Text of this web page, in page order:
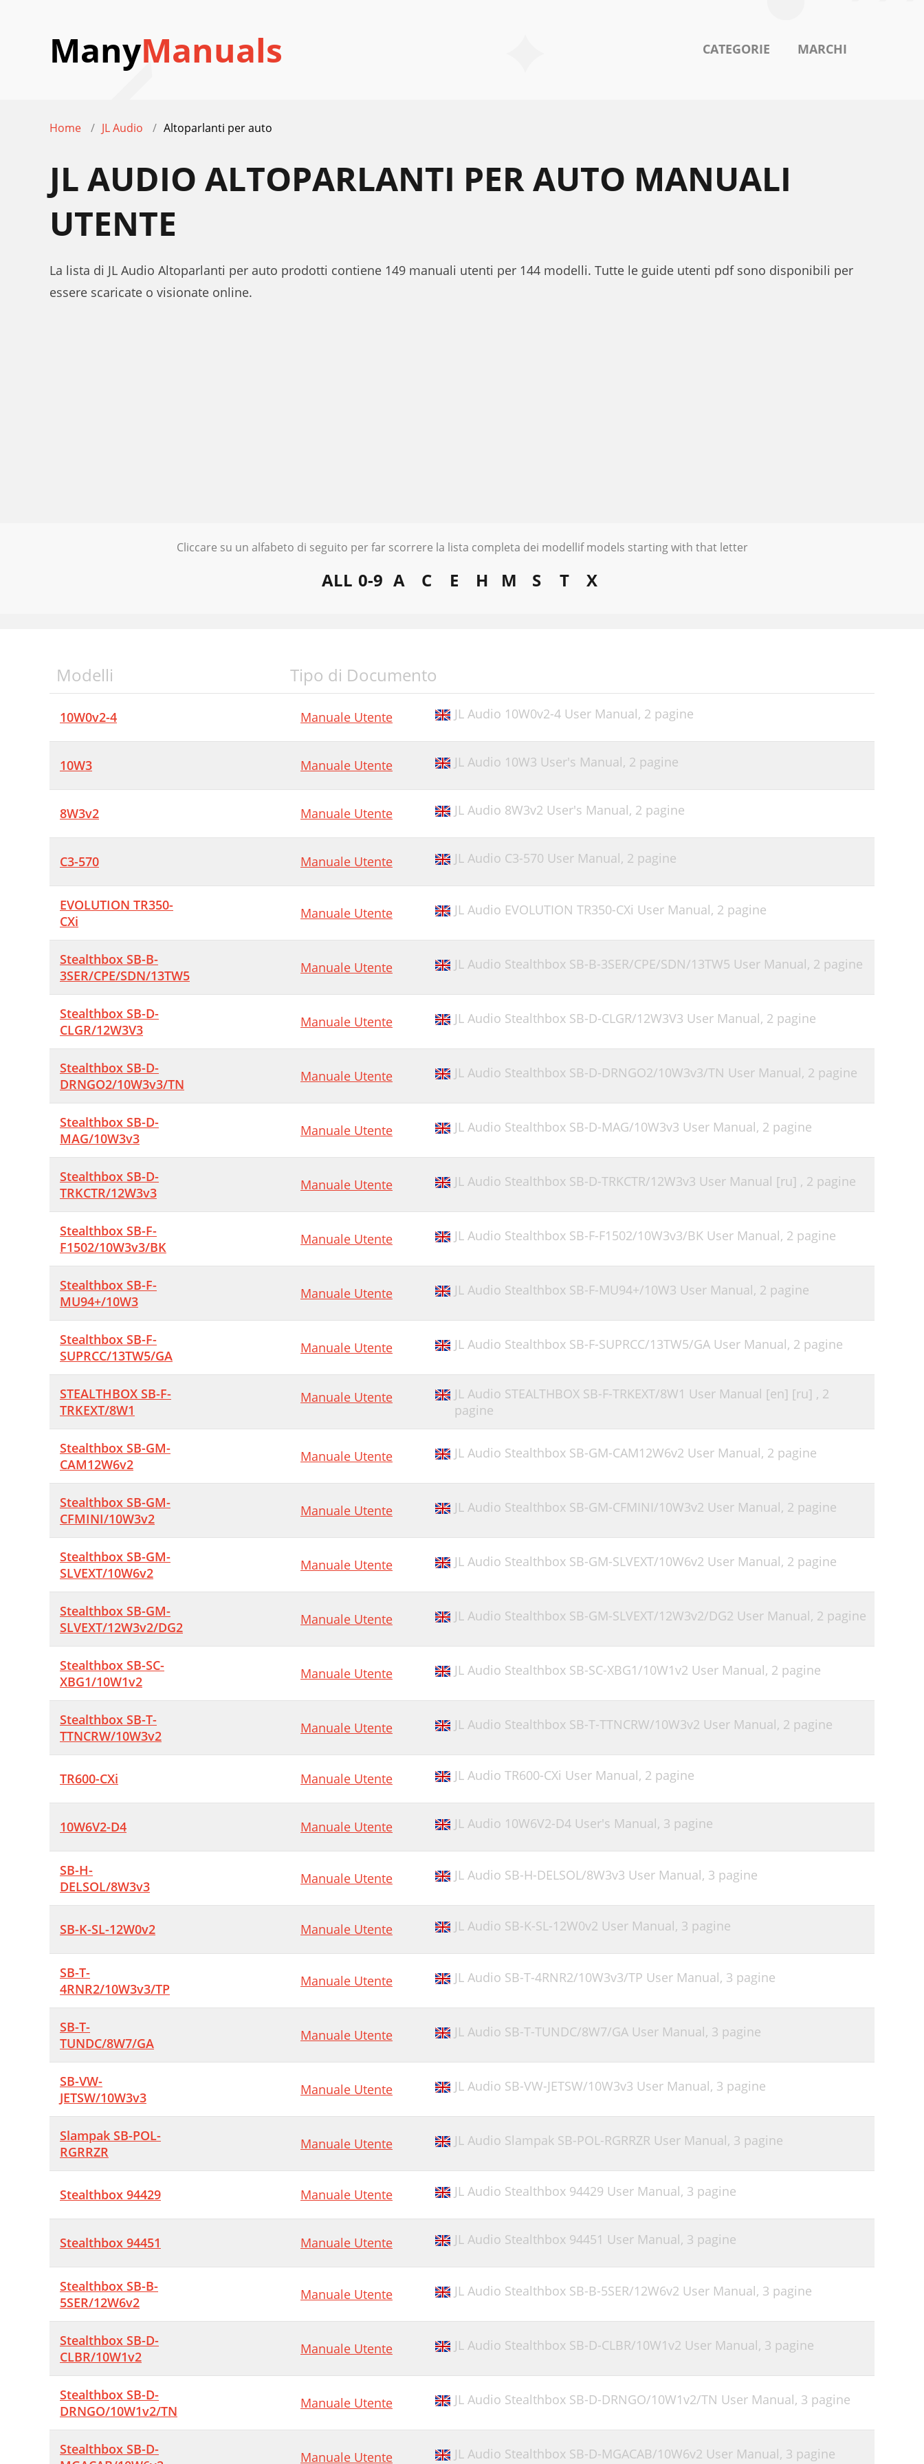
ManyManuals CATEGORIE MARCHI
Home JL Audio Altoparlanti per auto
JL AUDIO ALTOPARLANTI PER AUTO MANUALI
UTENTE
La lista di JL Audio Altoparlanti per auto prodotti contiene 149 manuali utenti per 144 modelli. Tutte le guide utenti pdf sono disponibili per
essere scaricate o visionate online.
Cliccare su un alfabeto di seguito per far scorrere la lista completa dei modellif models starting with that letter
ALL 0-9 A C E H M S T X
Modelli Tipo di Documento
10W0v2-4 Manuale Utente JL Audio 10W0v2-4 User Manual, 2 pagine
10W3 Manuale Utente JL Audio 10W3 User's Manual, 2 pagine
8W3v2 Manuale Utente JL Audio 8W3v2 User's Manual, 2 pagine
C3-570 Manuale Utente JL Audio C3-570 User Manual, 2 pagine
EVOLUTION TR350-
CXi
Manuale Utente JL Audio EVOLUTION TR350-CXi User Manual, 2 pagine
Stealthbox SB-B-
3SER/CPE/SDN/13TW5
Manuale Utente JL Audio Stealthbox SB-B-3SER/CPE/SDN/13TW5 User Manual, 2 pagine
Stealthbox SB-D-
CLGR/12W3V3
Manuale Utente JL Audio Stealthbox SB-D-CLGR/12W3V3 User Manual, 2 pagine
Stealthbox SB-D-
DRNGO2/10W3v3/TN
Manuale Utente JL Audio Stealthbox SB-D-DRNGO2/10W3v3/TN User Manual, 2 pagine
Stealthbox SB-D-
MAG/10W3v3
Manuale Utente JL Audio Stealthbox SB-D-MAG/10W3v3 User Manual, 2 pagine
Stealthbox SB-D-
TRKCTR/12W3v3
Manuale Utente JL Audio Stealthbox SB-D-TRKCTR/12W3v3 User Manual [ru] , 2 pagine
Stealthbox SB-F-
F1502/10W3v3/BK
Manuale Utente JL Audio Stealthbox SB-F-F1502/10W3v3/BK User Manual, 2 pagine
Stealthbox SB-F-
MU94+/10W3
Manuale Utente JL Audio Stealthbox SB-F-MU94+/10W3 User Manual, 2 pagine
Stealthbox SB-F-
SUPRCC/13TW5/GA
Manuale Utente JL Audio Stealthbox SB-F-SUPRCC/13TW5/GA User Manual, 2 pagine
STEALTHBOX SB-F-
TRKEXT/8W1
Manuale Utente JL Audio STEALTHBOX SB-F-TRKEXT/8W1 User Manual [en] [ru] , 2
pagine
Stealthbox SB-GM-
CAM12W6v2
Manuale Utente JL Audio Stealthbox SB-GM-CAM12W6v2 User Manual, 2 pagine
Stealthbox SB-GM-
CFMINI/10W3v2
Manuale Utente JL Audio Stealthbox SB-GM-CFMINI/10W3v2 User Manual, 2 pagine
Stealthbox SB-GM-
SLVEXT/10W6v2
Manuale Utente JL Audio Stealthbox SB-GM-SLVEXT/10W6v2 User Manual, 2 pagine
Stealthbox SB-GM-
SLVEXT/12W3v2/DG2
Manuale Utente JL Audio Stealthbox SB-GM-SLVEXT/12W3v2/DG2 User Manual, 2 pagine
Stealthbox SB-SC-
XBG1/10W1v2
Manuale Utente JL Audio Stealthbox SB-SC-XBG1/10W1v2 User Manual, 2 pagine
Stealthbox SB-T-
TTNCRW/10W3v2
Manuale Utente JL Audio Stealthbox SB-T-TTNCRW/10W3v2 User Manual, 2 pagine
TR600-CXi Manuale Utente JL Audio TR600-CXi User Manual, 2 pagine
10W6V2-D4 Manuale Utente JL Audio 10W6V2-D4 User's Manual, 3 pagine
SB-H-
DELSOL/8W3v3
Manuale Utente JL Audio SB-H-DELSOL/8W3v3 User Manual, 3 pagine
SB-K-SL-12W0v2 Manuale Utente JL Audio SB-K-SL-12W0v2 User Manual, 3 pagine
SB-T-
4RNR2/10W3v3/TP
Manuale Utente JL Audio SB-T-4RNR2/10W3v3/TP User Manual, 3 pagine
SB-T-
TUNDC/8W7/GA
Manuale Utente JL Audio SB-T-TUNDC/8W7/GA User Manual, 3 pagine
SB-VW-
JETSW/10W3v3
Manuale Utente JL Audio SB-VW-JETSW/10W3v3 User Manual, 3 pagine
Slampak SB-POL-
RGRRZR
Manuale Utente JL Audio Slampak SB-POL-RGRRZR User Manual, 3 pagine
Stealthbox 94429 Manuale Utente JL Audio Stealthbox 94429 User Manual, 3 pagine
Stealthbox 94451 Manuale Utente JL Audio Stealthbox 94451 User Manual, 3 pagine
Stealthbox SB-B-
5SER/12W6v2
Manuale Utente JL Audio Stealthbox SB-B-5SER/12W6v2 User Manual, 3 pagine
Stealthbox SB-D-
CLBR/10W1v2
Manuale Utente JL Audio Stealthbox SB-D-CLBR/10W1v2 User Manual, 3 pagine
Stealthbox SB-D-
DRNGO/10W1v2/TN
Manuale Utente JL Audio Stealthbox SB-D-DRNGO/10W1v2/TN User Manual, 3 pagine
Stealthbox SB-D-
Manuale Utente JL Audio Stealthbox SB-D-MGACAB/10W6v2 User Manual, 3 pagine